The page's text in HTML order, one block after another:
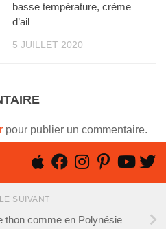
basse température, crème
d’ail
5 JUILLET 2020
pour publier un commentaire.
SUIVANT
thon comme en Polynésie